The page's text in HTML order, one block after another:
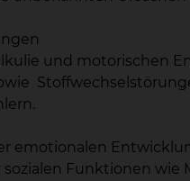
und motorischen
emotionalen
Funktionen wie